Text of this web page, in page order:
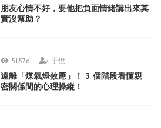
朋友心情不好，要他把負面情緒講出來其
實沒幫助？
51,576 于悅
遠離「煤氣燈效應」！ 3 個階段看懂親
密關係間的心理操縱！